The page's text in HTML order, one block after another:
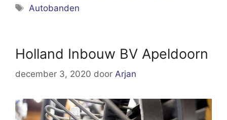
Tags
Autobanden
Holland Inbouw BV Apeldoorn
december 3, 2020 door Arjan